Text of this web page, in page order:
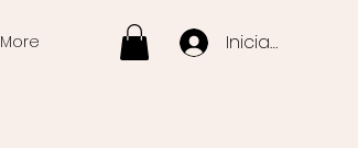
More Iniciar sesión